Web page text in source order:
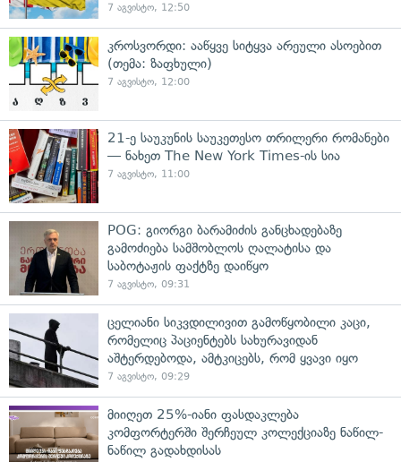
7 აგვისტო, 12:50
კროსვორდი: ააწყვე სიტყვა არეული ასოებით
(თემა: ზაფხული)
7 აგვისტო, 12:00
21-ე საუკუნის საუკეთესო თრილერი რომანები
— ნახეთ The New York Times-ის სია
7 აგვისტო, 11:00
POG: გიორგი ბარამიძის განცხადებაზე
გამოძიება სამშობლოს ღალატისა და
საბოტაჟის ფაქტზე დაიწყო
7 აგვისტო, 09:31
ცელიანი სიკვდილივით გამოწყობილი კაცი,
რომელიც პაციენტებს სახურავიდან
აშტერდებოდა, ამტკიცებს, რომ ყვავი იყო
7 აგვისტო, 09:29
მიიღეთ 25%-იანი ფასდაკლება
კომფორტერში შერჩეულ კოლექციაზე ნაწილ-
ნაწილ გადახდისას